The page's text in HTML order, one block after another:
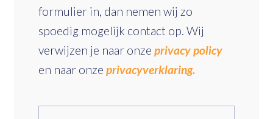
formulier in, dan nemen wij zo
spoedig mogelijk contact op. Wij
verwijzen je naar onze privacy policy
en naar onze privacyverklaring.